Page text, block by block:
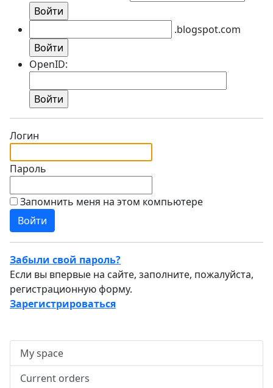
.blogspot.com
OpenID:
Логин
Пароль
Запомнить меня на этом компьютере
Забыли свой пароль?
Если вы впервые на сайте, заполните, пожалуйста,
регистрационную форму.
Зарегистрироваться
My space
Current orders